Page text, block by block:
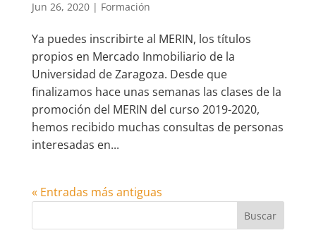
Jun 26, 2020| Formación
Ya puedes inscribirte al MERIN, los títulos
propios en Mercado Inmobiliario de la
Universidad de Zaragoza. Desde que
finalizamos hace unas semanas las clases de la
promoción del MERIN del curso 2019-2020,
hemos recibido muchas consultas de personas
interesadas en...
« Entradas más antiguas